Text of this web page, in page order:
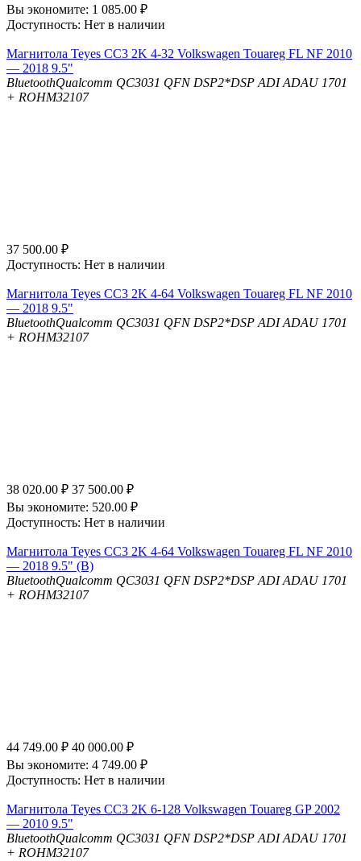
Вы экономите: 1 085.00 ₽
Доступность: Нет в наличии
Магнитола Teyes CC3 2K 4-32 Volkswagen Touareg FL NF 2010
— 2018 9.5"
BluetoothQualcomm QC3031 QFN DSP2*DSP ADI ADAU 1701
+ ROHM32107
37 500.00 ₽
Доступность: Нет в наличии
Магнитола Teyes CC3 2K 4-64 Volkswagen Touareg FL NF 2010
— 2018 9.5"
BluetoothQualcomm QC3031 QFN DSP2*DSP ADI ADAU 1701
+ ROHM32107
38 020.00 ₽ 37 500.00 ₽
Вы экономите: 520.00 ₽
Доступность: Нет в наличии
Магнитола Teyes CC3 2K 4-64 Volkswagen Touareg FL NF 2010
— 2018 9.5" (B)
BluetoothQualcomm QC3031 QFN DSP2*DSP ADI ADAU 1701
+ ROHM32107
44 749.00 ₽ 40 000.00 ₽
Вы экономите: 4 749.00 ₽
Доступность: Нет в наличии
Магнитола Teyes CC3 2K 6-128 Volkswagen Touareg GP 2002
— 2010 9.5"
BluetoothQualcomm QC3031 QFN DSP2*DSP ADI ADAU 1701
+ ROHM32107